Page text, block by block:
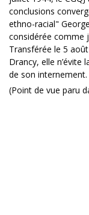
conclusions
ethno-racial"
considérée comme
Transférée le 5
Drancy, elle n’évite
de son internement.
(Point de vue paru